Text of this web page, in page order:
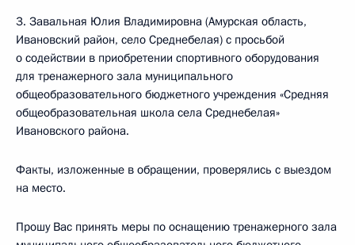
3. Завальная Юлия Владимировна (Амурская область,
Ивановский район, село Среднебелая) с просьбой
о содействии в приобретении спортивного оборудования
для тренажерного зала муниципального
общеобразовательного бюджетного учреждения «Средняя
общеобразовательная школа села Среднебелая»
Ивановского района.
Факты, изложенные в обращении, проверялись с выездом
на место.
Прошу Вас принять меры по оснащению тренажерного зала